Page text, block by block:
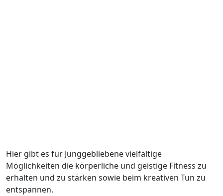
Hier gibt es für Junggebliebene vielfältige
Möglichkeiten die körperliche und geistige Fitness zu
erhalten und zu stärken sowie beim kreativen Tun zu
entspannen.